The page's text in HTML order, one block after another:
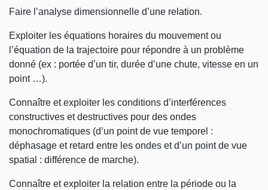
Faire l’analyse dimensionnelle d’une relation.
Exploiter les équations horaires du mouvement ou
l’équation de la trajectoire pour répondre à un problème
donné (ex : portée d’un tir, durée d’une chute, vitesse en un
point …).
Connaître et exploiter les conditions d’interférences
constructives et destructives pour des ondes
monochromatiques (d’un point de vue temporel :
déphasage et retard entre les ondes et d’un point de vue
spatial : différence de marche).
Connaître et exploiter la relation entre la période ou la